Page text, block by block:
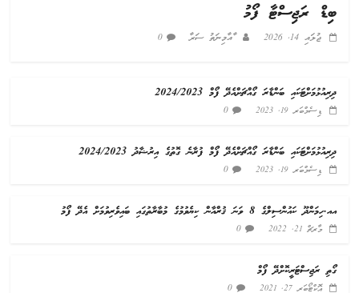
ބިޑް ރަޖިސްޓާ ފޯމު
ޖުލައި 14, 2026 ާއާމިނަތު ސަރާ 0
ދިރިއުޅުމަށްޓަކައި ބަންޑާރަ ގޯއްޗަށްއެދޭ ފޯމް 2024/2023
ޑިސެމްބަރ 19, 2023 0
ދިރިއުޅުމަށްޓަކައި ބަންޑާރަ ގޯއްޗަށްއެދޭ ފޯމް ފުރާނެ ގޮތުގެ އިރުޝާދު 2024/2023
ޑިސެމްބަރ 19, 2023 0
އއ.ހިމަންދޫ ކައުންސިލްގެ 8 ވަނަ ޤުރްއާން ކިޔެވުމުގެ މުބާރާތުގައި ބައިވެރިވުމަށް އެދޭ ފޯމު
މާރޗް 21, 2022 0
ގޯތި ރަޖިސްޓަރީކޮށްދޭ ފޯމް
އޮކްޓޯބަރ 27, 2021 0